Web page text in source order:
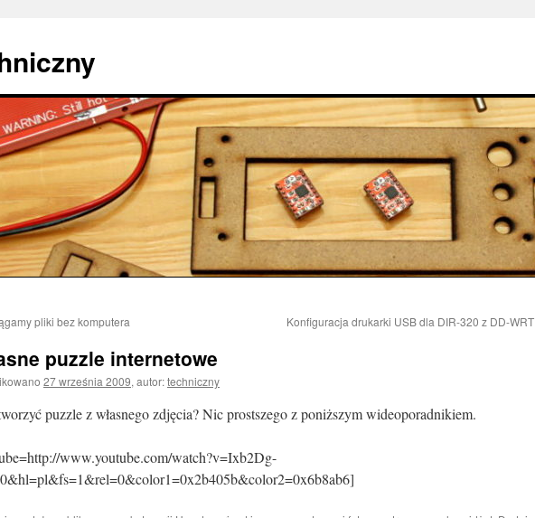
pliki bez komputera Konfiguracja drukarki USB dla DIR-320 z DD-WRT
puzzle internetowe
27 września 2009, autor:techniczny
puzzle z własnego zdjęcia? Nic prostszego z poniższym wideoporadnikiem.
www.youtube.com/watch?v=Ixb2Dg-